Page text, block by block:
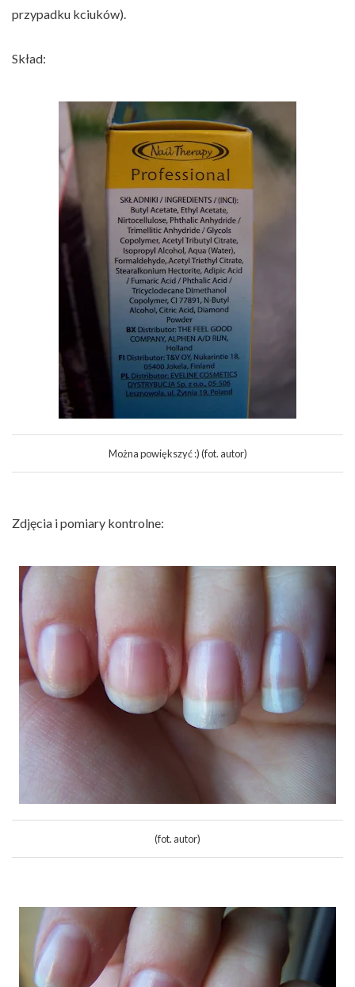
przypadku kciuków).
Skład:
Można powiększyć :) (fot. autor)
Zdjęcia i pomiary kontrolne:
(fot. autor)